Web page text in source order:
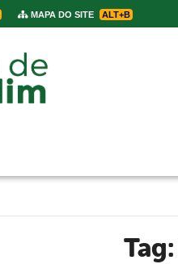
MAPA DO SITE ALT+B
Tag: